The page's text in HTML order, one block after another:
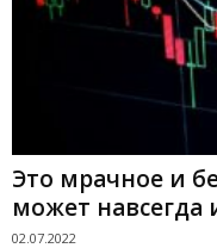
Это мрачное и
может
02.07.2022